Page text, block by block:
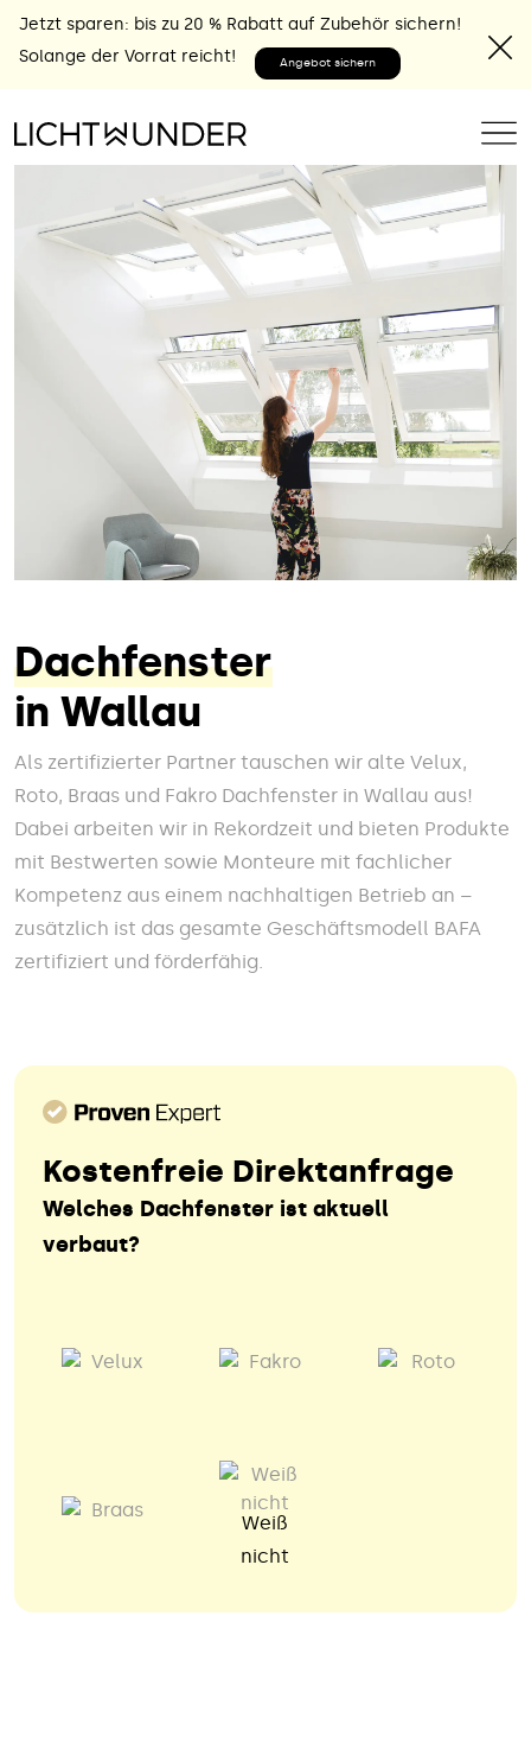
Jetzt sparen: bis zu 20 % Rabatt auf Zubehör sichern!
Solange der Vorrat reicht!
Angebot sichern
Dachfenster
in Wallau
Als zertifizierter Partner tauschen wir alte Velux,
Roto, Braas und Fakro Dachfenster in Wallau aus!
Dabei arbeiten wir in Rekordzeit und bieten Produkte
mit Bestwerten sowie Monteure mit fachlicher
Kompetenz aus einem nachhaltigen Betrieb an –
zusätzlich ist das gesamte Geschäftsmodell BAFA
zertifiziert und förderfähig.
Kostenfreie Direktanfrage
Welches Dachfenster ist aktuell
verbaut?
Weiß
nicht